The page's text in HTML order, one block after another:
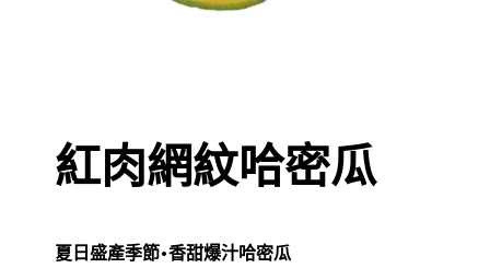
紅肉網紋哈密瓜
夏日盛產季節•香甜爆汁哈密瓜